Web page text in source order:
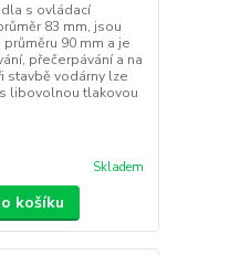
s ovládací
83 mm, jsou
90 mm a je
přečerpávání a na
stavbě vodárny lze
libovolnou tlakovou
Skladem
košíku